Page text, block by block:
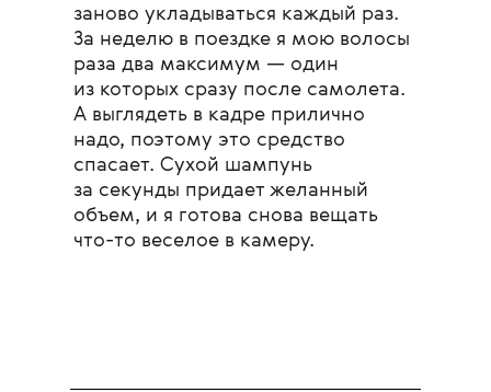
заново укладываться каждый раз.
За неделю в поездке я мою волосы
раза два максимум — один
из которых сразу после самолета.
А выглядеть в кадре прилично
надо, поэтому это средство
спасает. Сухой шампунь
за секунды придает желанный
объем, и я готова снова вещать
что-то веселое в камеру.